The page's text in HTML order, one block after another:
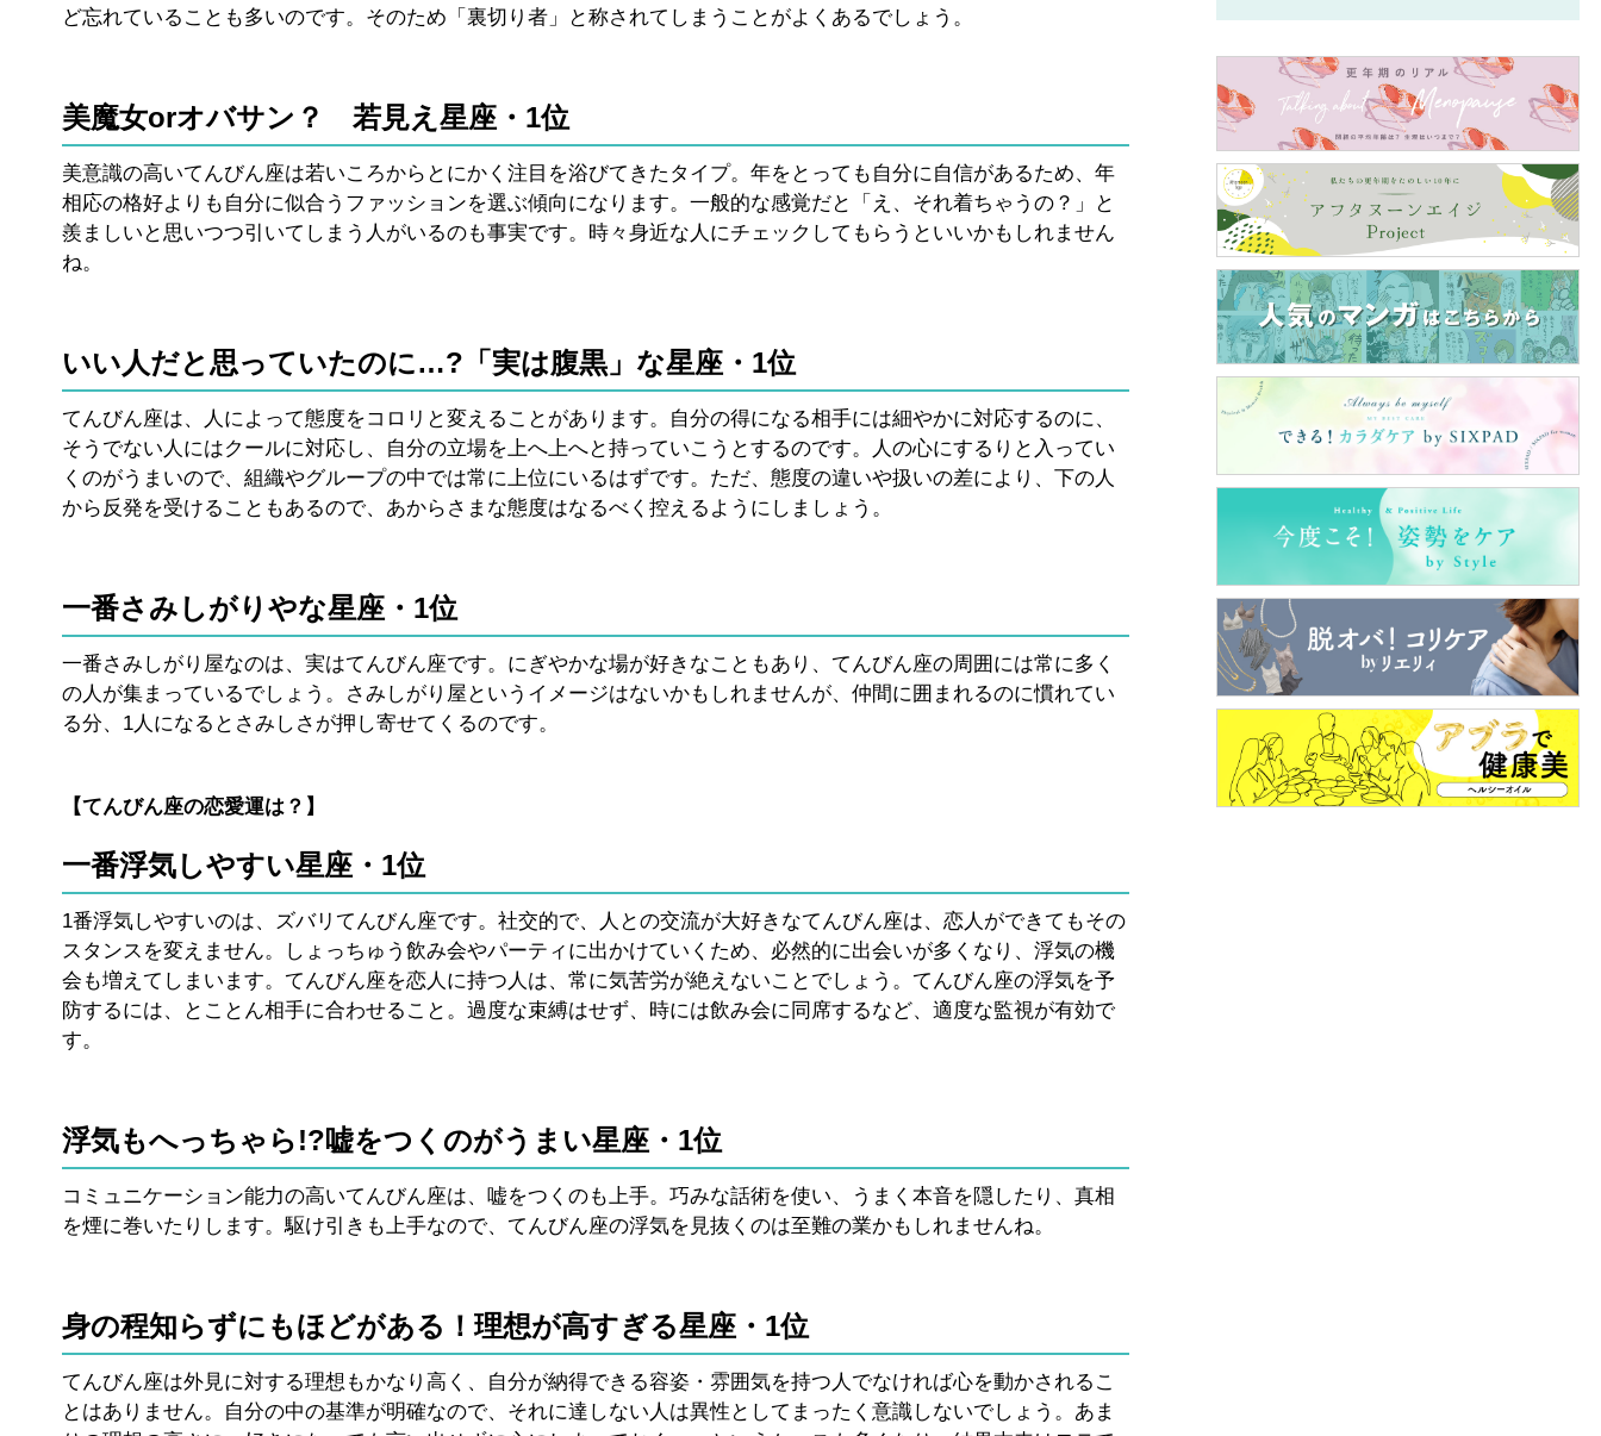
ど忘れていることも多いのです。そのため「裏切り者」と称されてしまうことがよくあるでしょう。
美魔女orオバサン？ 若見え星座・1位
美意識の高いてんびん座は若いころからとにかく注目を浴びてきたタイプ。年をとっても自分に自信があるため、年
相応の格好よりも自分に似合うファッションを選ぶ傾向になります。一般的な感覚だと「え、それ着ちゃうの？」と
羨ましいと思いつつ引いてしまう人がいるのも事実です。時々身近な人にチェックしてもらうといいかもしれません
ね。
いい人だと思っていたのに…?「実は腹黒」な星座・1位
てんびん座は、人によって態度をコロリと変えることがあります。自分の得になる相手には細やかに対応するのに、
そうでない人にはクールに対応し、自分の立場を上へ上へと持っていこうとするのです。人の心にするりと入ってい
くのがうまいので、組織やグループの中では常に上位にいるはずです。ただ、態度の違いや扱いの差により、下の人
から反発を受けることもあるので、あからさまな態度はなるべく控えるようにしましょう。
一番さみしがりやな星座・1位
一番さみしがり屋なのは、実はてんびん座です。にぎやかな場が好きなこともあり、てんびん座の周囲には常に多く
の人が集まっているでしょう。さみしがり屋というイメージはないかもしれませんが、仲間に囲まれるのに慣れてい
る分、1人になるとさみしさが押し寄せてくるのです。
【てんびん座の恋愛運は？】
一番浮気しやすい星座・1位
1番浮気しやすいのは、ズバリてんびん座です。社交的で、人との交流が大好きなてんびん座は、恋人ができてもその
スタンスを変えません。しょっちゅう飲み会やパーティに出かけていくため、必然的に出会いが多くなり、浮気の機
会も増えてしまいます。てんびん座を恋人に持つ人は、常に気苦労が絶えないことでしょう。てんびん座の浮気を予
防するには、とことん相手に合わせること。過度な束縛はせず、時には飲み会に同席するなど、適度な監視が有効で
す。
浮気もへっちゃら!?嘘をつくのがうまい星座・1位
コミュニケーション能力の高いてんびん座は、嘘をつくのも上手。巧みな話術を使い、うまく本音を隠したり、真相
を煙に巻いたりします。駆け引きも上手なので、てんびん座の浮気を見抜くのは至難の業かもしれませんね。
身の程知らずにもほどがある！理想が高すぎる星座・1位
てんびん座は外見に対する理想もかなり高く、自分が納得できる容姿・雰囲気を持つ人でなければ心を動かされるこ
とはありません。自分の中の基準が明確なので、それに達しない人は異性としてまったく意識しないでしょう。あま